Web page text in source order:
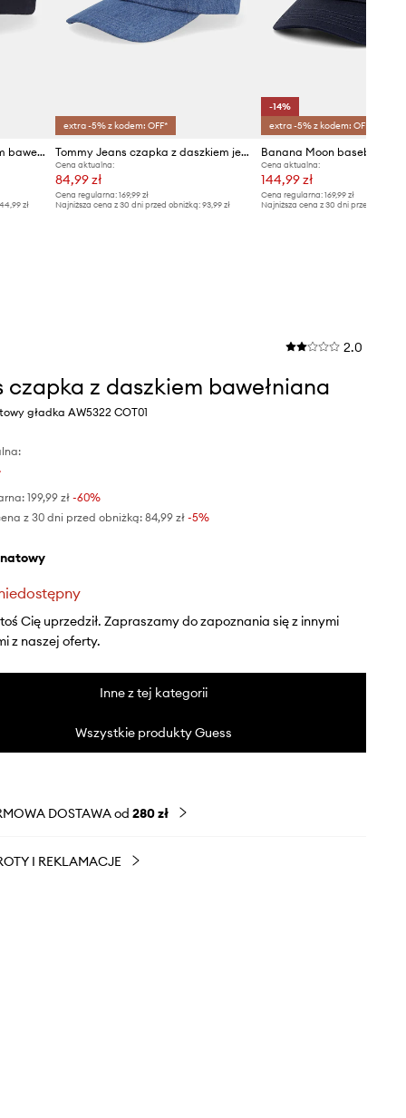
P.E Nation czapka z daszkiem bawełniana Heads Up
zł
extra -5% z kodem: OFF*
Tommy Jeans czapka z daszkiem jeansowa
Cena aktualna:
84,99 zł
Cena regularna:169,99 zł
Najniższa cena z 30 dni przed obniżką:93,99 zł
-14%
extra -5% z kodem: OFF*
Cena aktualna:
144,99 zł
Cena regularna: 169,99 zł
Najniższa cena z 30 dni przed obniżką:
2.0
czapka z daszkiem bawełniana
gładka AW5322 COT01
199,99 zł-60%
z 30 dni przed obniżką: 84,99 zł -5%
Cię uprzedził. Zapraszamy do zapoznania się z innymi
z naszej oferty.
Inne z tej kategorii
Wszystkie produkty Guess
DOSTAWA od 280 zł
I REKLAMACJE